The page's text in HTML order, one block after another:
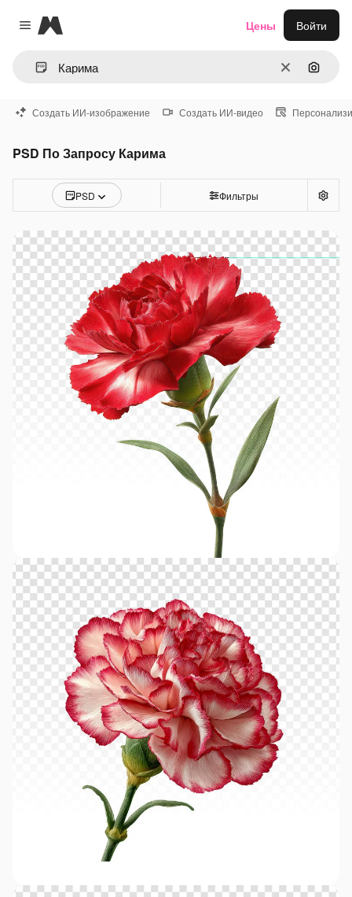
Close menu
Magnific
ОчиститьПоиск
Цены Войти
Создать ИИ-изображение Создать ИИ-видео
PSD По Запросу Карима
PSD Фильтры